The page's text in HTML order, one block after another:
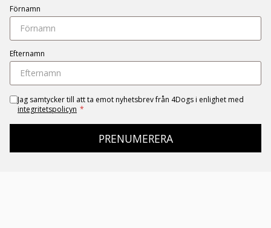
Förnamn
Efternamn
Jag samtycker till att ta emot nyhetsbrev från 4Dogs i enlighet med
integritetspolicyn *
PRENUMERERA